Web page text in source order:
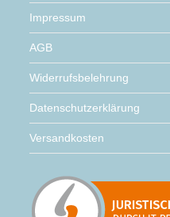
Impressum
AGB
Widerrufsbelehrung
Datenschutzerklärung
Versandkosten